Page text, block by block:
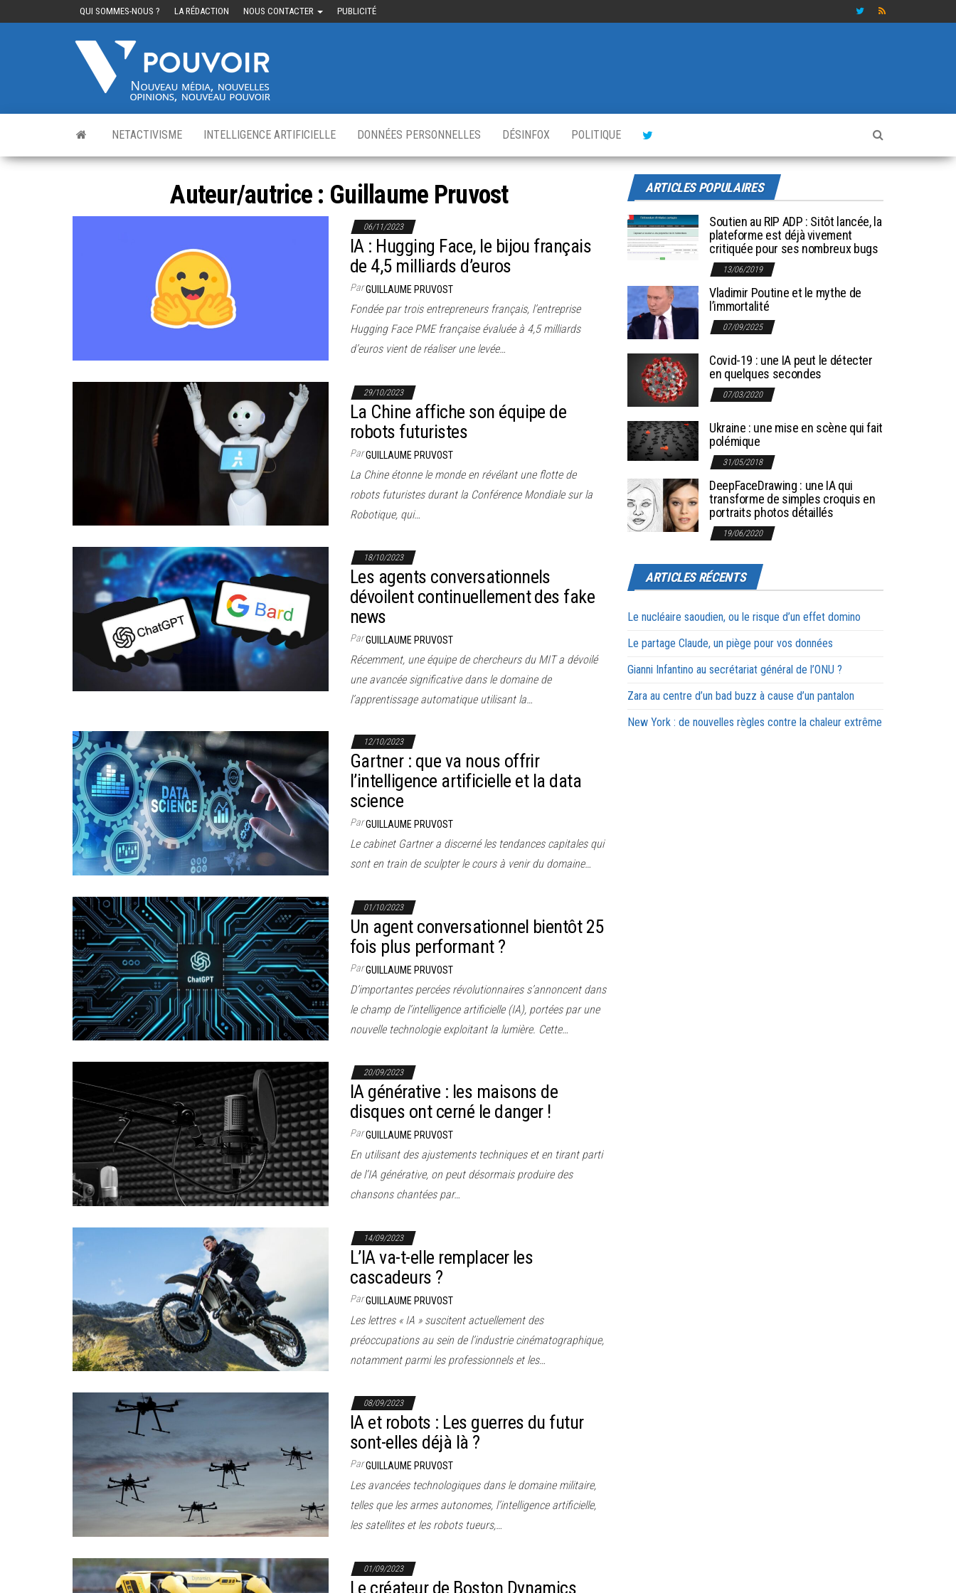
QUI SOMMES-NOUS ? LA RÉDACTION NOUS CONTACTER PUBLICITÉ
nouveau
NETACTIVISME INTELLIGENCE ARTIFICIELLE DONNÉES PERSONNELLES DÉSINFOX POLITIQUE
Auteur/autrice : Guillaume Pruvost
06/11/2023
IA : Hugging Face, le bijou français
de 4,5 milliards d’euros
ParGUILLAUME PRUVOST
Fondée par trois entrepreneurs français, l’entreprise
Hugging Face PME française évaluée à 4,5 milliards
d’euros vient de réaliser une levée…
29/10/2023
La Chine affiche son équipe de
robots futuristes
ParGUILLAUME PRUVOST
La Chine étonne le monde en révélant une flotte de
robots futuristes durant la Conférence Mondiale sur la
Robotique, qui…
18/10/2023
Les agents conversationnels
dévoilent continuellement des fake
news
ParGUILLAUME PRUVOST
Récemment, une équipe de chercheurs du MIT a dévoilé
une avancée significative dans le domaine de
l’apprentissage automatique utilisant la…
12/10/2023
Gartner : que va nous offrir
l’intelligence artificielle et la data
science
ParGUILLAUME PRUVOST
Le cabinet Gartner a discerné les tendances capitales qui
sont en train de sculpter le cours à venir du domaine…
01/10/2023
Un agent conversationnel bientôt 25
fois plus performant ?
ParGUILLAUME PRUVOST
D’importantes percées révolutionnaires s’annoncent dans
le champ de l’intelligence artificielle (IA), portées par une
nouvelle technologie exploitant la lumière. Cette…
20/09/2023
IA générative : les maisons de
disques ont cerné le danger !
ParGUILLAUME PRUVOST
En utilisant des ajustements techniques et en tirant parti
de l’IA générative, on peut désormais produire des
chansons chantées par…
14/09/2023
L’IA va-t-elle remplacer les
cascadeurs ?
ParGUILLAUME PRUVOST
Les lettres « IA » suscitent actuellement des
préoccupations au sein de l’industrie cinématographique,
notamment parmi les professionnels et les…
08/09/2023
IA et robots : Les guerres du futur
sont-elles déjà là ?
ParGUILLAUME PRUVOST
Les avancées technologiques dans le domaine militaire,
telles que les armes autonomes, l’intelligence artificielle,
les satellites et les robots tueurs,…
01/09/2023
Le créateur de Boston Dynamics
ARTICLES POPULAIRES
Soutien au RIP ADP : Sitôt lancée, la
plateforme est déjà vivement
critiquée pour ses nombreux bugs
13/06/2019
Vladimir Poutine et le mythe de
l’immortalité
07/09/2025
Covid-19 : une IA peut le détecter
en quelques secondes
07/03/2020
Ukraine : une mise en scène qui fait
polémique
31/05/2018
DeepFaceDrawing : une IA qui
transforme de simples croquis en
portraits photos détaillés
19/06/2020
ARTICLES RÉCENTS
Le nucléaire saoudien, ou le risque d’un effet domino
Le partage Claude, un piège pour vos données
Gianni Infantino au secrétariat général de l’ONU ?
Zara au centre d’un bad buzz à cause d’un pantalon
New York : de nouvelles règles contre la chaleur extrême